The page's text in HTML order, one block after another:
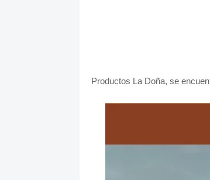
Productos La Doña, se